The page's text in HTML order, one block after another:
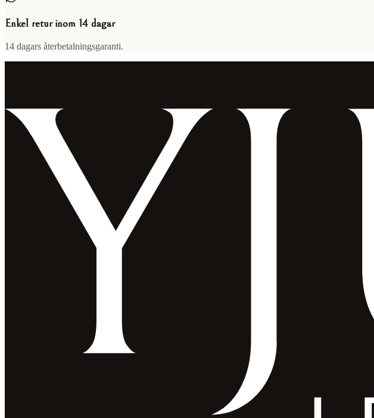
Enkel retur inom 14 dagar
14 dagars återbetalningsgaranti.